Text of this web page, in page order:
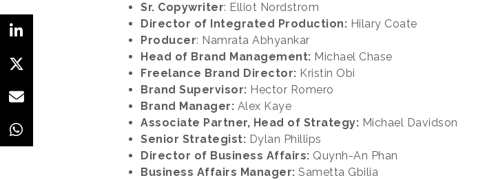
Sr. Copywriter: Elliot Nordstrom
Director of Integrated Production: Hilary Coate
Producer: Namrata Abhyankar
Head of Brand Management: Michael Chase
Freelance Brand Director: Kristin Obi
Brand Supervisor: Hector Romero
Brand Manager: Alex Kaye
Associate Partner, Head of Strategy: Michael Davidson
Senior Strategist: Dylan Phillips
Director of Business Affairs: Quynh-An Phan
Business Affairs Manager: Sametta Gbilia